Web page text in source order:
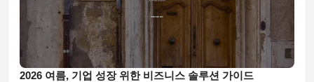
2026 여름, 기업 성장 위한 비즈니스 솔루션 가이드